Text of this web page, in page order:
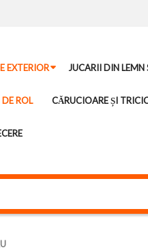
EXTERIOR JUCARII DIN LEMN
ROL CĂRUCIOARE ȘI